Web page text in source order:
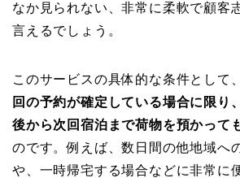
なか見られない、非常に柔軟で顧客
言えるでしょう。
このサービスの具体的な条件として、
回の予約が確定している場合に限り
後から次回宿泊まで荷物を預かって
のです。例えば、数日間の他地域へ
や、一時帰宅する場合などに非常に